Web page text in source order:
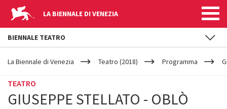
LA BIENNALE DI VENEZIA
YOUR
ARE
La Biennale di Venezia Teatro (2018) Programma
TEATRO
GIUSEPPE STELLATO - OBLÒ
BIENNALE TEATRO